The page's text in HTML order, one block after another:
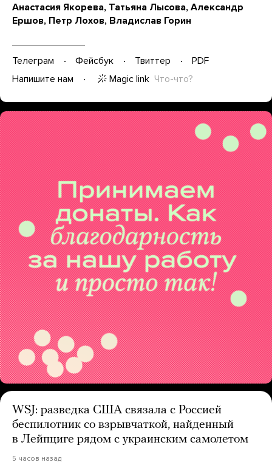
Анастасия Якорева, Татьяна Лысова, Александр
Ершов, Петр Лохов, Владислав Горин
Телеграм Фейсбук Твиттер
PDF
Напишите нам
Magic link Что-что?
WSJ: разведка США связала с Россией
беспилотник со взрывчаткой, найденный
в Лейпциге рядом с украинским самолетом
5 часов назад